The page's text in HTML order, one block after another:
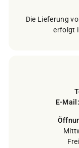
Die Lieferung
erfolgt
E-Mail: